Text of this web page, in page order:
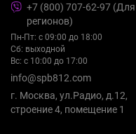
+7 (800) 707-62-97 (Для
регионов)
Пн-Пт: с 09:00 до 18:00
Сб: выходной
Вс: с 10:00 до 17:00
info@spb812.com
г. Москва, ул.Радио, д.12,
строение 4, помещение 1